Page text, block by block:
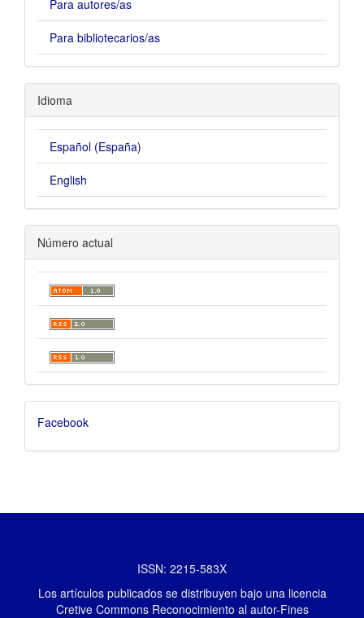
Para autores/as
Para bibliotecarios/as
Idioma
Español (España)
English
Número actual
Facebook
ISSN: 2215-583X
Los artículos publicados se distribuyen bajo una licencia
Cretive Commons Reconocimiento al autor-Fines